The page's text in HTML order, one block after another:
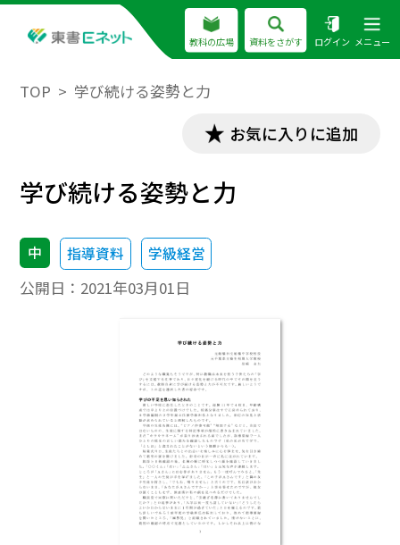
教科の広場 資料をさがす ログイン メニュー
TOP 学び続ける姿勢と力
お気に入りに追加
学び続ける姿勢と力
中 指導資料 学級経営
公開日： 2021年03月01日